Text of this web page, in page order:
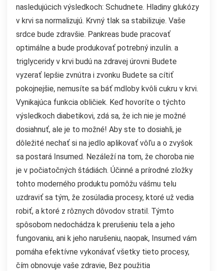
nasledujúcich výsledkoch: Schudnete. Hladiny glukózy
v krvi sa normalizujú. Krvný tlak sa stabilizuje. Vaše
srdce bude zdravšie. Pankreas bude pracovať
optimálne a bude produkovať potrebný inzulín. a
triglyceridy v krvi budú na zdravej úrovni Budete
vyzerať lepšie zvnútra i zvonku Budete sa cítiť
pokojnejšie, nemusíte sa báť mdloby kvôli cukru v krvi.
Vynikajúca funkcia obličiek. Keď hovoríte o týchto
výsledkoch diabetikovi, zdá sa, že ich nie je možné
dosiahnuť, ale je to možné! Aby ste to dosiahli, je
dôležité nechať si na jedlo aplikovať vôľu a o zvyšok
sa postará Insumed. Nezáleží na tom, že choroba nie
je v počiatočných štádiách. Účinné a prírodné zložky
tohto moderného produktu pomôžu vášmu telu
uzdraviť sa tým, že zosúladia procesy, ktoré už vedia
robiť, a ktoré z rôznych dôvodov stratil. Týmto
spôsobom nedochádza k prerušeniu tela a jeho
fungovaniu, ani k jeho narušeniu, naopak, Insumed vám
pomáha efektívne vykonávať všetky tieto procesy,
čím obnovuje vaše zdravie, Bez použitia